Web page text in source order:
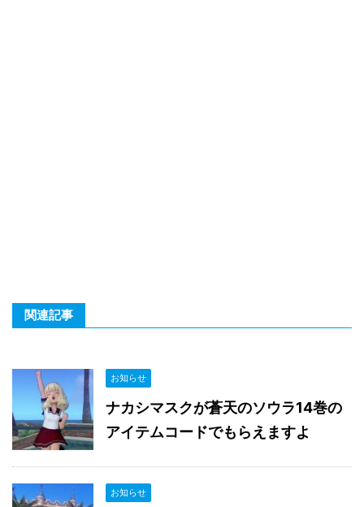
関連記事
お知らせ
ナカシマスクが蒼天のソウラ14巻の
アイテムコードでもらえますよ
お知らせ